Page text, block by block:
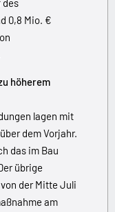
des
0,8 Mio. €
höherem
lagen mit
dem Vorjahr.
das im Bau
übrige
der Mitte Juli
am